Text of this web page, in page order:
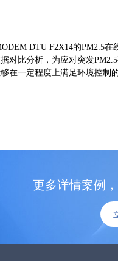
DTU F2X14的PM2.5在
对比分析，为应对突发
在一定程度上满足环境控制的
更多详情案例